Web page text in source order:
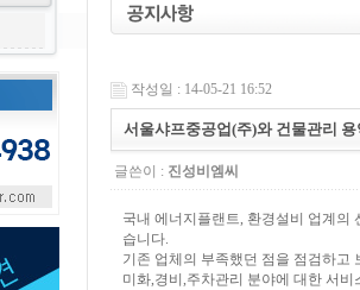
작성일 : 14-05-21 16:52
서울샤프중공업(주)와 건물관리
글쓴이 : 진성비엠씨
국내 에너지플랜트, 환경설비 업계의
습니다.
기존 업체의 부족했던 점을 점검하고
미화,경비,주차관리 분야에 대한 서